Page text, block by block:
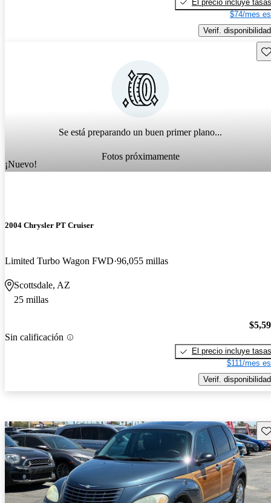
El precio incluye tasas
$74/mes
Verif. disponibilidad
Se está preparando un buen primer plano...
Fotos próximamente
¡Nuevo!
2004 Chrysler PT Cruiser
Limited Turbo Wagon FWD 96,055 millas
Scottsdale, AZ
25 millas
Sin calificación
El precio incluye tasas
$111/mes
Verif. disponibilidad